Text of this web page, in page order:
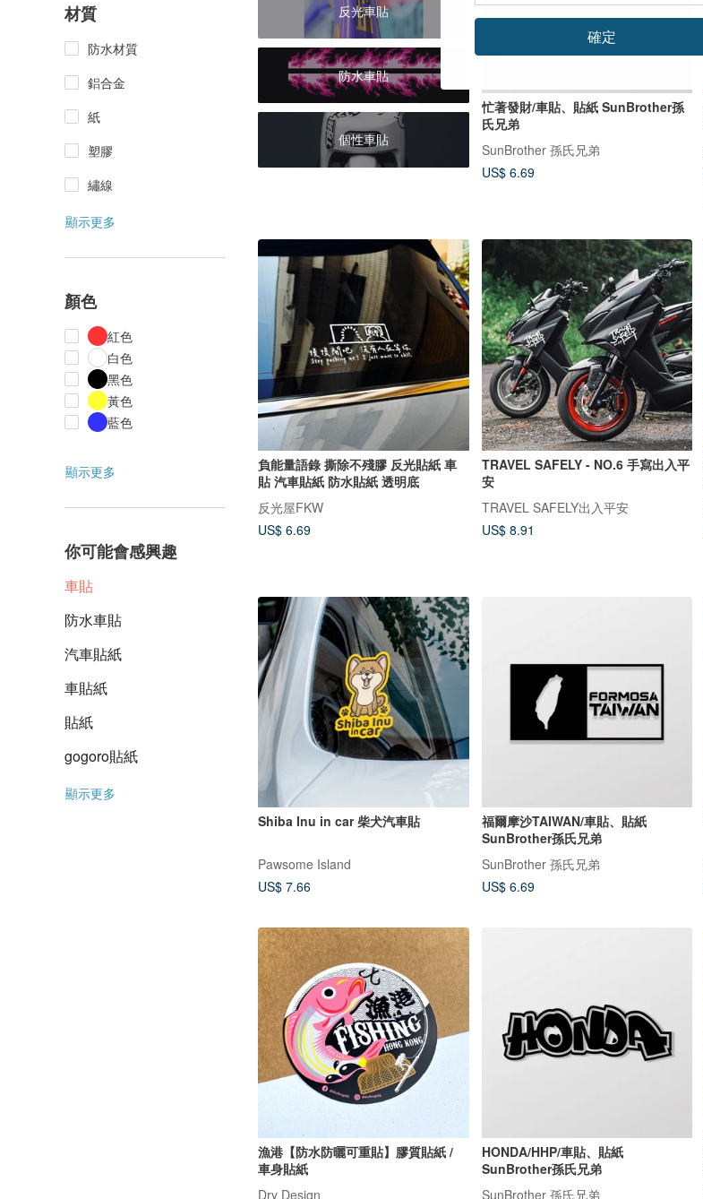
材質
防水材質
鋁合金
紙
塑膠
繡線
顯示更多
顏色
紅色
白色
黑色
黃色
藍色
顯示更多
你可能會感興趣
車貼
防水車貼
汽車貼紙
車貼紙
貼紙
gogoro貼紙
顯示更多
反光車貼
防水車貼
個性車貼
忙著發財/車貼、貼紙 SunBrother孫
氏兄弟
SunBrother 孫氏兄弟
US$ 6.69
負能量語錄 撕除不殘膠 反光貼紙 車
貼 汽車貼紙 防水貼紙 透明底
反光屋FKW
US$ 6.69
TRAVEL SAFELY - NO.6 手寫出入平
安
TRAVEL SAFELY出入平安
US$ 8.91
Shiba Inu in car 柴犬汽車貼
Pawsome Island
US$ 7.66
福爾摩沙TAIWAN/車貼、貼紙
SunBrother孫氏兄弟
SunBrother 孫氏兄弟
US$ 6.69
漁港【防水防曬可重貼】膠質貼紙 /
車身貼紙
Dry Design
HONDA/HHP/車貼、貼紙
SunBrother孫氏兄弟
SunBrother 孫氏兄弟
確定